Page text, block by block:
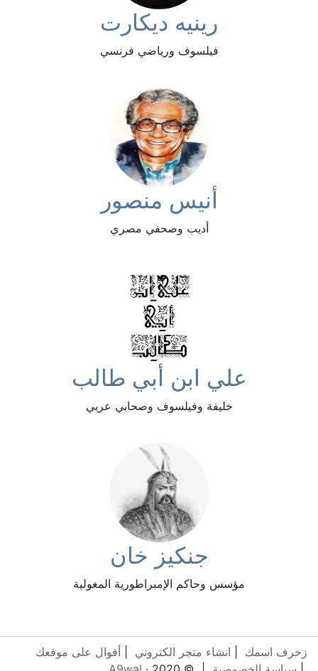
رينيه ديكارت
فيلسوف ورياضي فرنسي
أنيس منصور
أديب وصحفي مصري
علي ابن أبي طالب
خليفة وفيلسوف وصحابي عربي
جنكيز خان
مؤسس وحاكم الإمبراطورية المغولية
زخرف اسمك انشاء متجر الكتروني
أقوال على موقعك